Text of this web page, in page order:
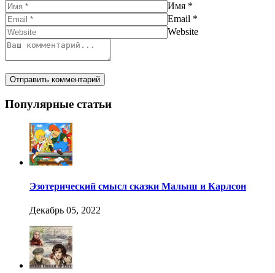
Имя *
Email *
Website
Популярные статьи
Эзотерический смысл сказки Малыш и Карлсон
Декабрь 05, 2022